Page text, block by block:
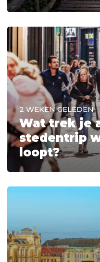
2 WEKEN GELEDEN
Wat trek je
stedentrip
loopt?